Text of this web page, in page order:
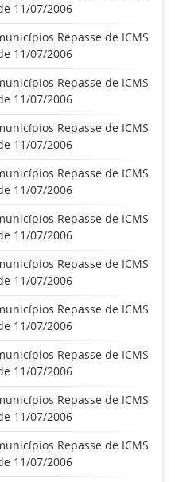
11/07/2006
Repasse de ICMS
11/07/2006
Repasse de ICMS
11/07/2006
Repasse de ICMS
11/07/2006
Repasse de ICMS
11/07/2006
Repasse de ICMS
11/07/2006
Repasse de ICMS
11/07/2006
Repasse de ICMS
11/07/2006
Repasse de ICMS
11/07/2006
Repasse de ICMS
11/07/2006
Repasse de ICMS
11/07/2006